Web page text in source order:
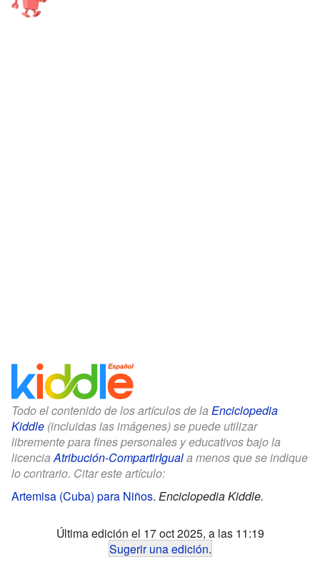
Todo el contenido de los artículos de la Enciclopedia
Kiddle (incluidas las imágenes) se puede utilizar
libremente para fines personales y educativos bajo la
licenciaAtribución-CompartirIguala menos que se indique
lo contrario. Citar este artículo:
Artemisa (Cuba) para Niños. Enciclopedia Kiddle.
Última edición el 17 oct 2025, a las 11:19
Sugerir una edición.